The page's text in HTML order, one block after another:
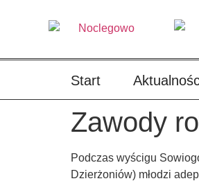
Start
Zawody
Podczas wyścigu
Dzierżoniów) młodzi